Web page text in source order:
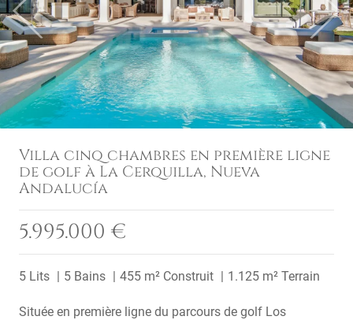
Previous Next
Villa cinq chambres en première ligne
de golf à La Cerquilla, Nueva
Andalucía
5.995.000 €
5 Lits 5 Bains 455 m² Construit 1.125 m² Terrain
Située en première ligne du parcours de golf Los